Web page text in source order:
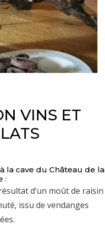
VINS ET
la cave du Château de la
:
d’un moût de raisin
issu de vendanges